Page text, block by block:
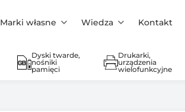
Marki własne Wiedza Kontakt
Dyski twarde,
nośniki
pamięci
Drukarki,
urządzenia
wielofunkcyjne